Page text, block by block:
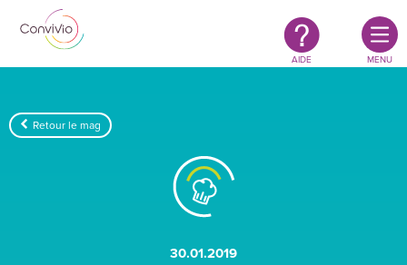
Aller au contenu principal
Restauration
authentique
responsable
AIDE MENU
Retour le mag
30.01.2019